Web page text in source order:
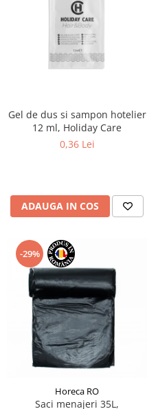
Gel de dus si sampon hotelier
12 ml, Holiday Care
0,36 Lei
ADAUGA IN COS
-29%
Horeca RO
Saci menajeri 35L,